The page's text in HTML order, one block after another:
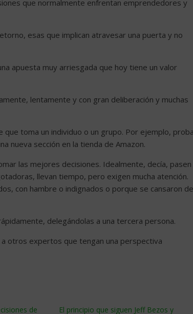
que normalmente enfrentan emprendedores y
esas que implican atravesar una puerta y no
apuesta muy arriesgada que hoy tiene un valor
lentamente y con gran deliberación y muchas
toma un individuo o un grupo. Por ejemplo,
nueva sección en la tienda de Amazon.
las mejores decisiones. Idealmente, decía, pasen
llevan tiempo, pero exigen mucha atención.
con hambre o indignados o porque se cansaron de
delegándolas a una tercera persona.
otros expertos que tengan una perspectiva
de
El principio que siguen Jeff Bezos y